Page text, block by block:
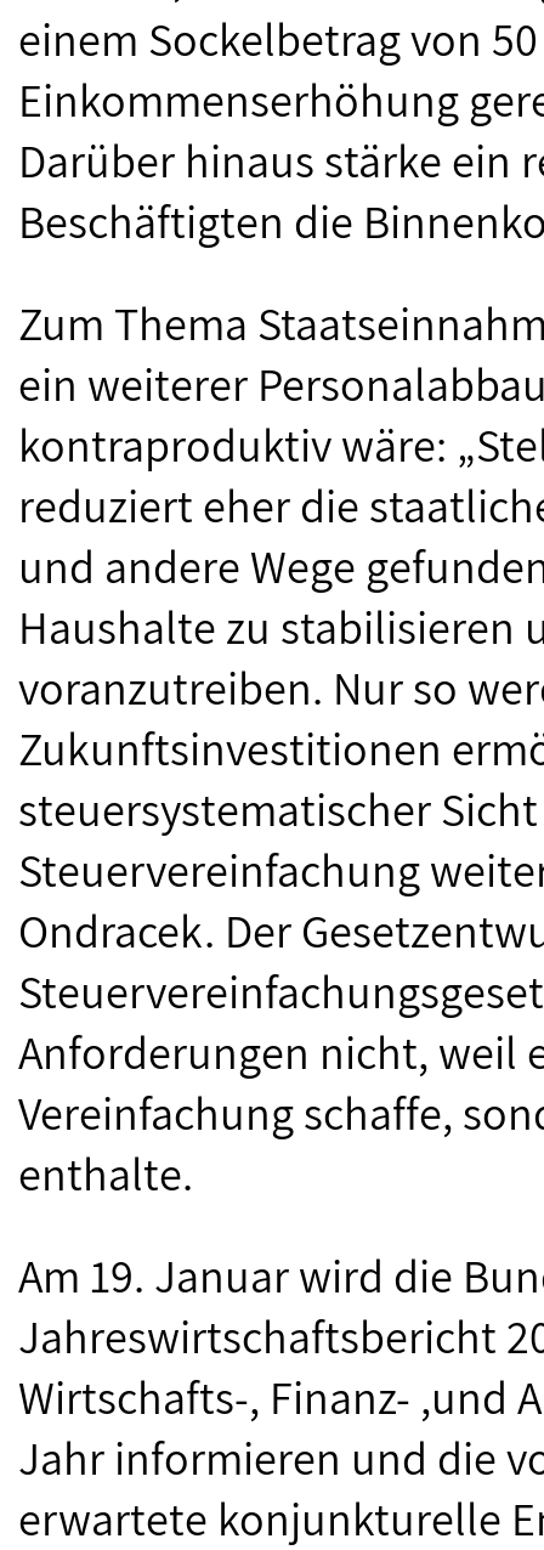
einem Sockelbetrag von
Einkommenserhöhung
Darüber hinaus stärke ein
Beschäftigten die
Zum Thema
ein weiterer
kontraproduktiv wäre:
reduziert eher die
und andere Wege
Haushalte zu stabilisieren
voranzutreiben. Nur so
Zukunftsinvestitionen
steuersystematischer
Steuervereinfachung
Ondracek. Der
Anforderungen nicht, weil
Vereinfachung schaffe,
enthalte.
Am 19. Januar wird die
Jahreswirtschaftsbericht
Wirtschafts-, Finanz- ,und
Jahr informieren und die
erwartete konjunkturelle